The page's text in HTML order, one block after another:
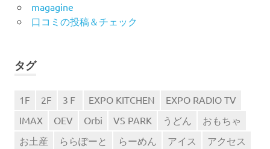
magagine
口コミの投稿＆チェック
タグ
1F 2F 3Ｆ EXPO KITCHEN
EXPO RADIO TV
IMAX
OEV Orbi VS PARK うどん
おもちゃ
お土産
ららぽーと らーめん アイス アクセス